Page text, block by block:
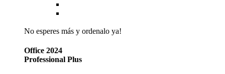
No esperes más y ordenalo ya!
Office 2024
Professional Plus